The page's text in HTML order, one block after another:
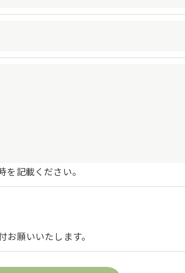
ては、お電話でお問合せ下さい。
記載ください。
願いいたします。